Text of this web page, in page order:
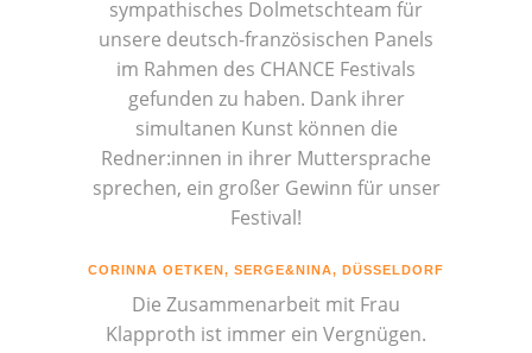
sympathisches Dolmetschteam für
unsere deutsch-französischen Panels
im Rahmen des CHANCE Festivals
gefunden zu haben. Dank ihrer
simultanen Kunst können die
Redner:innen in ihrer Muttersprache
sprechen, ein großer Gewinn für unser
Festival!
CORINNA OETKEN, SERGE&NINA, DÜSSELDORF
Die Zusammenarbeit mit Frau
Klapproth ist immer ein Vergnügen.